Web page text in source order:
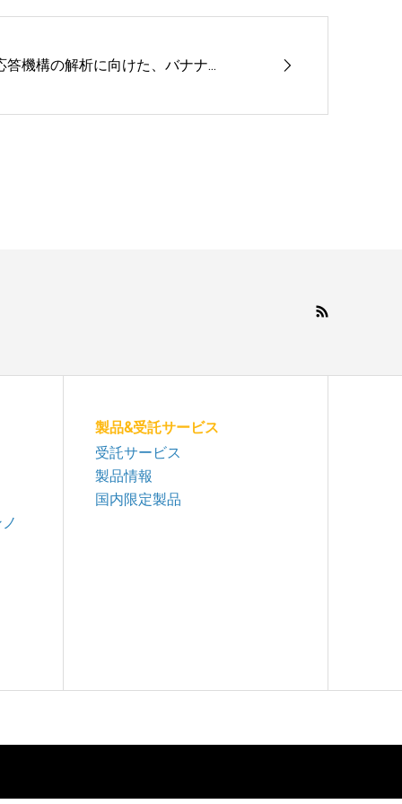
機構の解析に向けた、バナナ...
製品&受託サービス
受託サービス
製品情報
国内限定製品